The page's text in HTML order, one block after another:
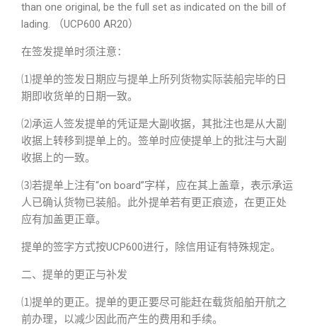
than one original, be the full set as indicated on the bill of
lading. （UCP600 AR20）
在签发提单时须注意：
⑴提单的签发日期应与提单上所列货物实际装船完毕的日
期即收货单的日期一致。
⑵承运人签发提单的凭证是大副收据，其批注也是从大副
收据上转移到提单上的。签单时应使提单上的批注与大副
收据上的一致。
⑶若提单上注有“on board”字样，应在其上盖章，表示承运
人已确认货物已装船。此外提单若有更正痕迹，在更正处
应有加盖更正章。
提单的签字方式按UCP600进行，除信用证有特殊规定。
二、提单的更正与补发
⑴提单的更正。提单的更正要尽可能赶在载货船舶开航之
前办理，以减少因此而产生的费用和手续。